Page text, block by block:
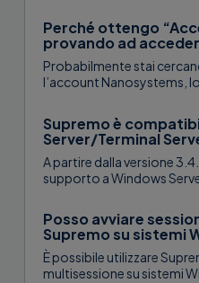
Perché ottengo
provando ad
Probabilmente stai
l’account Nanosystems,
Supremo è
Server/Terminal
A partire dalla versione
supporto a Windows
Posso avviare
Supremo su sistemi
È possibile utilizzare
multisessione su sistemi